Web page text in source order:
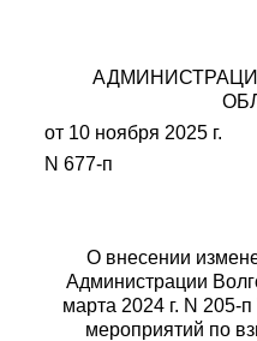
от 10 ноября 2025 г.
N 677-п
О внесении
Администрации
марта 2024 г. N 205-
мероприятий по